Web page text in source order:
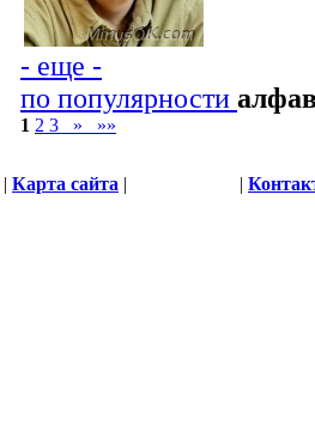
- еще -
по популярности
1 2 3 » »»
| Карта сайта | |